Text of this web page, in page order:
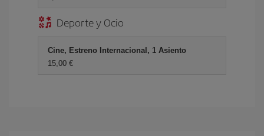
Deporte y Ocio
Cine, Estreno Internacional, 1 Asiento
15,00 €